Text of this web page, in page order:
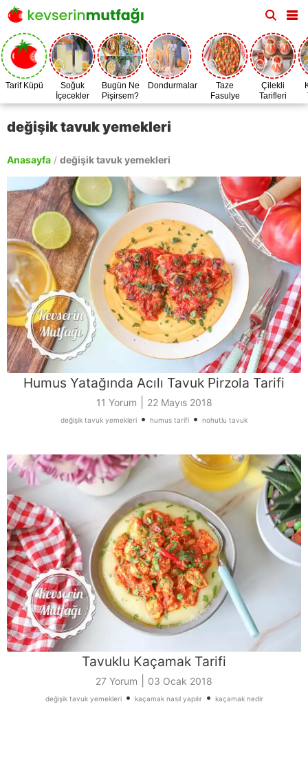
Tarif Küpü
Soğuk
İçecekler
Bugün Ne
Pişirsem?
Dondurmalar
Taze
Fasulye
Zamanı
Çilekli
Tarifleri
değişik tavuk yemekleri
Anasayfa / değişik tavuk yemekleri
Humus Yatağında Acılı Tavuk Pirzola Tarifi
11 Yorum 22 Mayıs 2018
değişik tavuk yemekleri • humus tarifi • nohutlu tavuk
Tavuklu Kaçamak Tarifi
27 Yorum 03 Ocak 2018
değişik tavuk yemekleri• kaçamak nasıl yapılır• kaçamak nedir